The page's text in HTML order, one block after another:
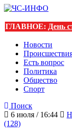
ГЛАВНОЕ: День
Новости
Есть вопрос
Политика
Общество
Спорт
Поиск
6 июля / 16:44
(128)